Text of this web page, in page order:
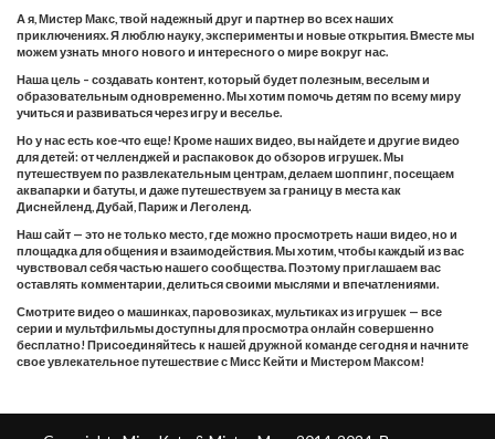
А я, Мистер Макс, твой надежный друг и партнер во всех наших
приключениях. Я люблю науку, эксперименты и новые открытия. Вместе мы
можем узнать много нового и интересного о мире вокруг нас.
Наша цель – создавать контент, который будет полезным, веселым и
образовательным одновременно. Мы хотим помочь детям по всему миру
учиться и развиваться через игру и веселье.
Но у нас есть кое-что еще! Кроме наших видео, вы найдете и другие видео
для детей: от челленджей и распаковок до обзоров игрушек. Мы
путешествуем по развлекательным центрам, делаем шоппинг, посещаем
аквапарки и батуты, и даже путешествуем за границу в места как
Диснейленд, Дубай, Париж и Леголенд.
Наш сайт — это не только место, где можно просмотреть наши видео, но и
площадка для общения и взаимодействия. Мы хотим, чтобы каждый из вас
чувствовал себя частью нашего сообщества. Поэтому приглашаем вас
оставлять комментарии, делиться своими мыслями и впечатлениями.
Смотрите видео о машинках, паровозиках, мультиках из игрушек — все
серии и мультфильмы доступны для просмотра онлайн совершенно
бесплатно! Присоединяйтесь к нашей дружной команде сегодня и начните
свое увлекательное путешествие с Мисс Кейти и Мистером Максом!